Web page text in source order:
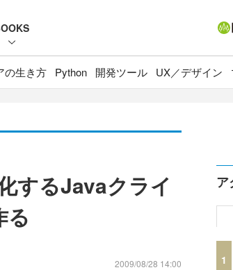
の生き方 Python 開発ツール UX／デザイン
するJavaクライ
る
2009/08/28 14:00
ア
1